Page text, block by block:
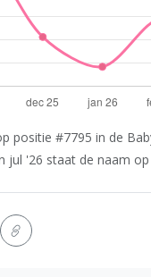
positie #7795 in de
jul '26 staat de naam